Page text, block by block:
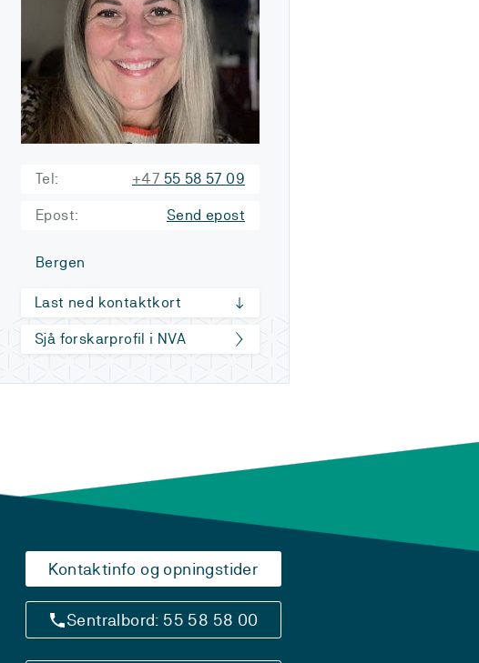
Tel: +47 55 58 57 09
Epost: Send epost
Bergen
Last ned kontaktkort
Sjå forskarprofil i NVA
Kontaktinfo og opningstider
Sentralbord: 55 58 58 00